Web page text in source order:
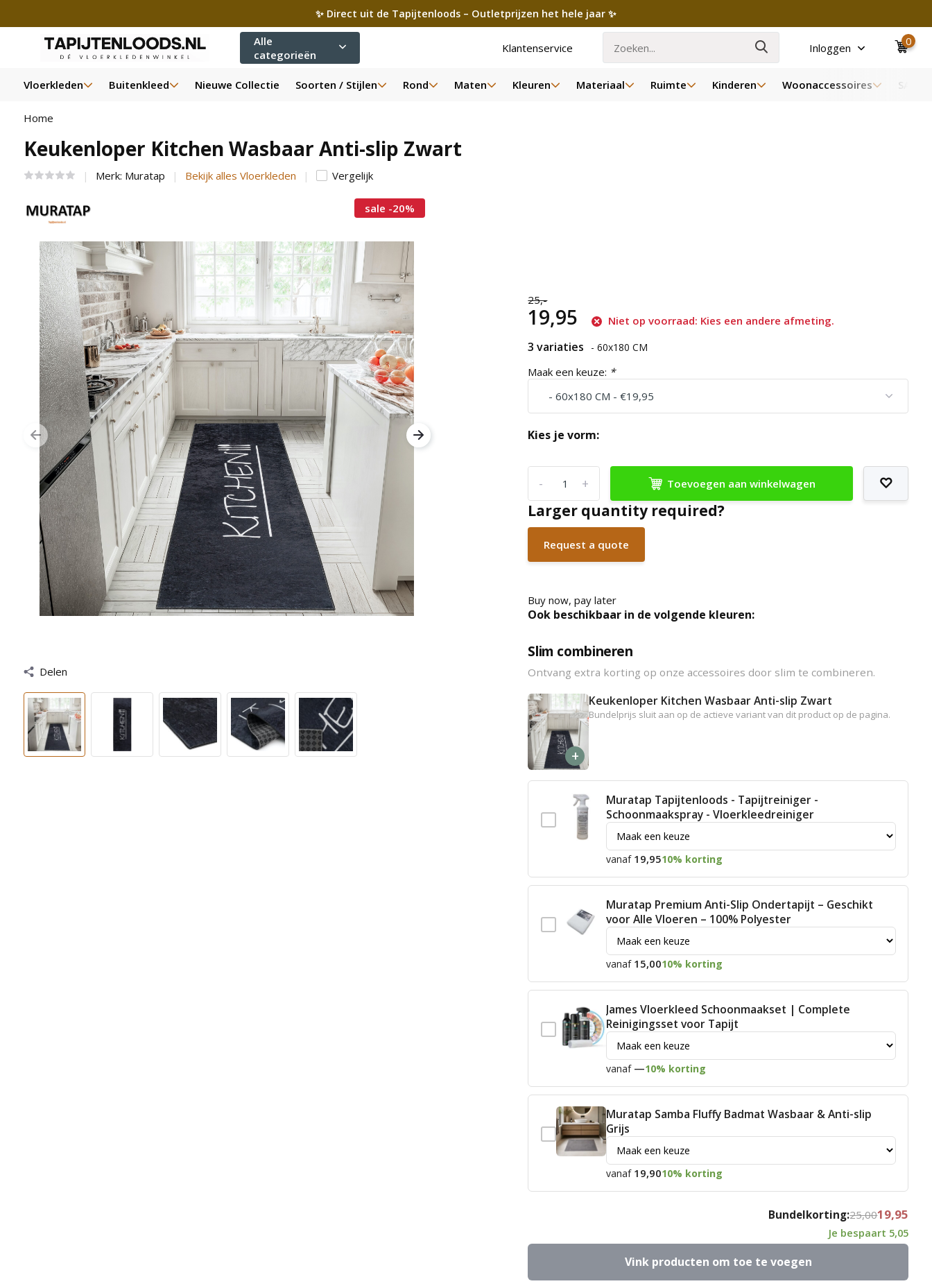
✨ Direct uit de Tapijtenloods – Outletprijzen het hele jaar ✨
Alle
categorieën
Klantenservice Inloggen 0
Vloerkleden Buitenkleed Nieuwe Collectie Soorten / Stijlen Rond Maten Kleuren Materiaal Ruimte Kinderen Woonaccessoires SALE
Home
Keukenloper Kitchen Wasbaar Anti-slip Zwart
Merk: Muratap Bekijk alles Vloerkleden Vergelijk
sale -20%
Delen
25,-
19,95 Niet op voorraad: Kies een andere afmeting.
3 variaties - 60x180 CM
Maak een keuze: *
Kies je vorm:
+
- Toevoegen aan winkelwagen
Larger quantity required?
Request a quote
Buy now, pay later
Ook beschikbaar in de volgende kleuren:
Slim combineren
Ontvang extra korting op onze accessoires door slim te combineren.
+
Keukenloper Kitchen Wasbaar Anti-slip Zwart
Bundelprijs sluit aan op de actieve variant van dit product op de pagina.
Muratap Tapijtenloods - Tapijtreiniger -
Schoonmaakspray - Vloerkleedreiniger
vanaf 19,9510% korting
Muratap Premium Anti-Slip Ondertapijt – Geschikt
voor Alle Vloeren – 100% Polyester
vanaf 15,0010% korting
James Vloerkleed Schoonmaakset | Complete
Reinigingsset voor Tapijt
vanaf —10% korting
Muratap Samba Fluffy Badmat Wasbaar & Anti-slip
Grijs
vanaf 19,9010% korting
Bundelkorting:25,0019,95
Je bespaart 5,05
Vink producten om toe te voegen